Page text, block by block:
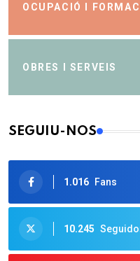
OCUPACIÓ I
OBRES I SERVEIS
SEGUIU-NOS
1.016 Fans
10.245